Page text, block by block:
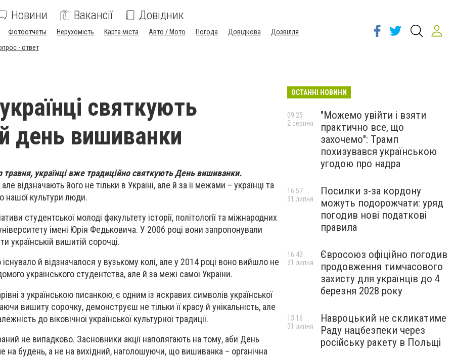
Новини Вакансії Довідник
Фотоотчеты Нерухомість Карта міста Авто / Мото Погода Довідкова
Дозвілля
- ответ
святкують
день вишиванки
травня, українці вже традиційно святкують День вишиванки.
відзначають його не тільки в Україні, але й за її межами – українці та
нашої культури люди.
студентської молоді факультету історії, політології та міжнародних
імені Юрія Федьковича. У 2006 році вони запропонували
українській вишитій сорочці.
й відзначалося у вузькому колі, але у 2014 році воно вийшло не
українського студентства, але й за межі самої України.
з українською писанкою, є одним із яскравих символів української
вишиту сорочку, демонструєш не тільки її красу й унікальність, але
до віковічної української культурної традиції.
не випадково. Засновники акції наполягають на тому, аби День
на будень, а не на вихідний, наголошуючи, що вишиванка – органічна
ОСТАННІ НОВИНИ
"Можемо увійти і взяти
практично все, що
захочемо": Трамп
похизувався українською
угодою про надра
09:25
2 серпня
Посилки з-за кордону
можуть подорожчати: уряд
погодив нові податкові
правила
16:57
31 липня
Євросоюз офіційно погодив
продовження тимчасового
захисту для українців до 4
березня 2028 року
16:43
31 липня
Навроцький не скликатиме
Раду нацбезпеки через
російську ракету в Польщі
13:16
31 липня